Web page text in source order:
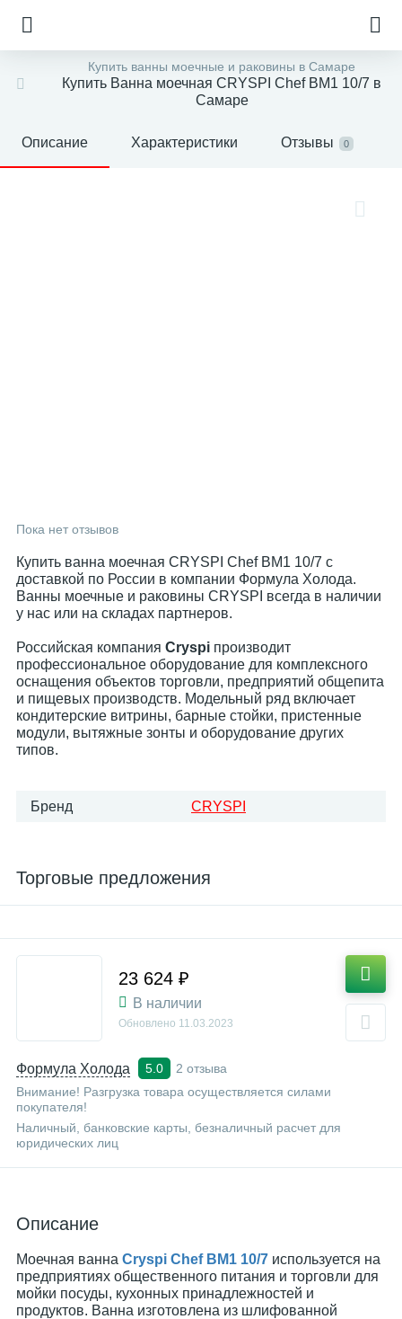
Купить ванны моечные и раковины в Самаре
Купить Ванна моечная CRYSPI Chef ВМ1 10/7 в
Самаре
Описание Характеристики Отзывы 0
Пока нет отзывов
Купить ванна моечная CRYSPI Chef ВМ1 10/7 с
доставкой по России в компании Формула Холода.
Ванны моечные и раковины CRYSPI всегда в наличии
у нас или на складах партнеров.
Российская компания Cryspi производит
профессиональное оборудование для комплексного
оснащения объектов торговли, предприятий общепита
и пищевых производств. Модельный ряд включает
кондитерские витрины, барные стойки, пристенные
модули, вытяжные зонты и оборудование других
типов.
Бренд CRYSPI
Торговые предложения
Формула Холода 5.0
2 отзыва
Внимание! Разгрузка товара осуществляется силами
покупателя!
Наличный, банковские карты, безналичный расчет для
юридических лиц
23 624 ₽
В наличии
Обновлено 11.03.2023
Описание
Моечная ванна Cryspi Chef ВМ1 10/7 используется на
предприятиях общественного питания и торговли для
мойки посуды, кухонных принадлежностей и
продуктов. Ванна изготовлена из шлифованной